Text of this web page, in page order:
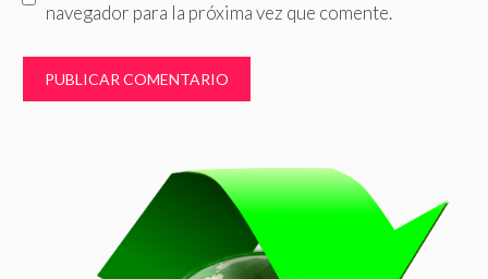
navegador para la próxima vez que comente.